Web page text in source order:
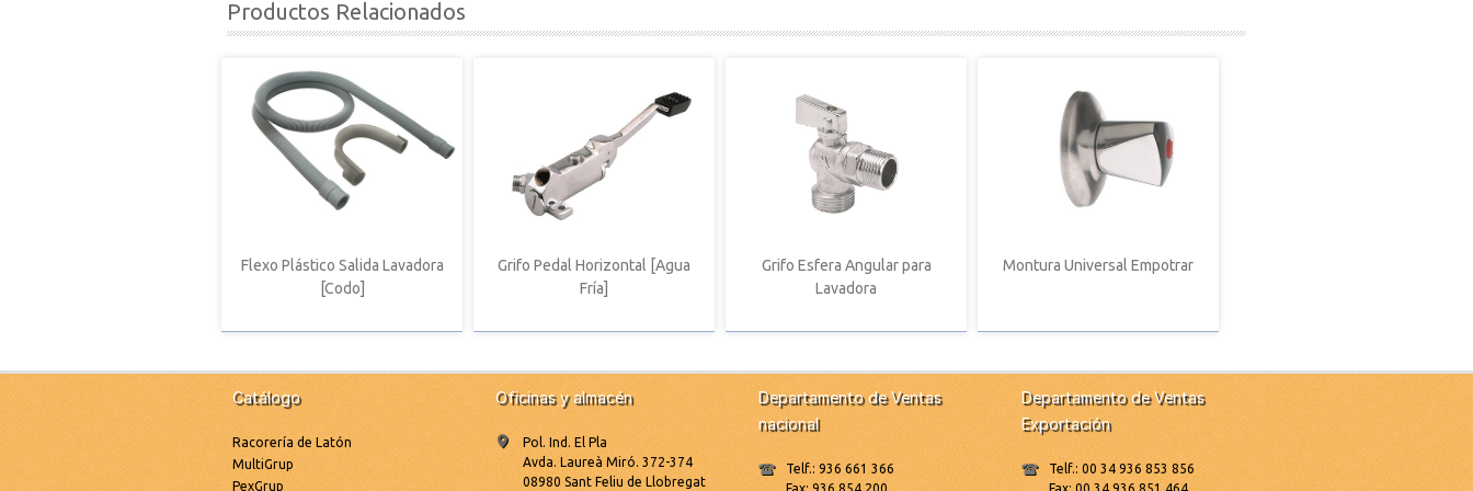
Productos Relacionados
Flexo Plástico Salida Lavadora
[Codo]
Grifo Pedal Horizontal [Agua
Fría]
Grifo Esfera Angular para
Lavadora
Montura Universal Empotrar
Catálogo
Racorería de Latón
MultiGrup
PexGrup
Oficinas y almacén
Pol. Ind. El Pla
Avda. Laureà Miró. 372-374
08980 Sant Feliu de Llobregat
Departamento de Ventas
nacional
Telf.: 936 661 366
Fax: 936 854 200
Departamento de Ventas
Exportación
Telf.: 00 34 936 853 856
Fax: 00 34 936 851 464